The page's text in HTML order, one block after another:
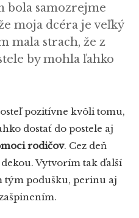
bola samozrejme
moja dcéra je veľký
mala strach, že z
by mohla ľahko
pozitívne kvôli tomu,
dostať do postele aj
rodičov. Cez deň
Vytvorím tak ďalší
podušku, perinu aj